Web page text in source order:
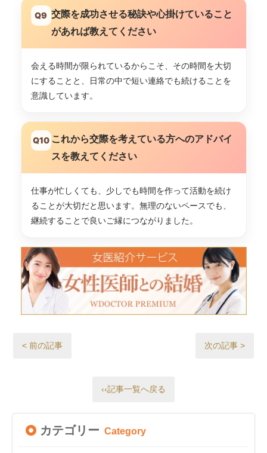
Q9 交際を成功させる秘訣や心掛けていること
があれば教えてください
会える時間が限られているからこそ、その時間を大切
にすることと、日常の中で短い連絡でも続けることを
意識しています。
Q10これから交際を考えている方へのアドバイ
スを教えてください
仕事が忙しくても、少しでも時間を作って活動を続け
ることが大切だと思います。無理のないペースでも、
継続することで良いご縁につながりました。
< 前の記事 次の記事 >
‹‹記事一覧へ戻る
カテゴリー Category